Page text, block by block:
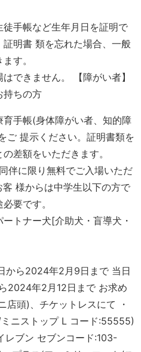
徒手帳など生年月日を証明で
明書 類を忘れた場合、一般
す。
できません。 【障がい者】
持ちの方
育手帳(身体障がい者、知的障
ご 提示ください。証明書類を
差額をいただきます。
伴に限り無料でご入場いただ
様からは中学生以下の方で
要です。
トナー犬[介助犬・盲導犬・
から2024年2月9日まで 当日
2024年2月12日まで お求め
店頭)、チケットレスにて ・
ニストップ L コード:55555)
レブン セブンコード:103-